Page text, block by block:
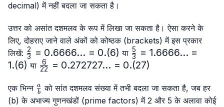
decimal) में नहीं बदला जा सकता है।
उत्तर को असांत दशमलव के रूप में लिखा जा सकता है। ऐसा करने के
लिए, दोहराए जाने वाले अंकों को कोष्ठक (brackets) में इस प्रकार
लिखें: \frac{2}
{3}=0.6666...
= 0.(6)
3
2 = 0.6666... = 0.(6) या \frac{5}
{3}=
= 1.(6)
3
5 = 1.6666... =
1.(6) या \frac{6}
= 0.(27)
22
6 = 0.272727... = 0.(27)
एक भिन्न \frac{a}
{b}
b
a को सांत दशमलव संख्या में तभी बदला जा सकता है, जब हर
(b) के अभाज्य गुणनखंडों (prime factors) में 2 और 5 के अलावा कोई